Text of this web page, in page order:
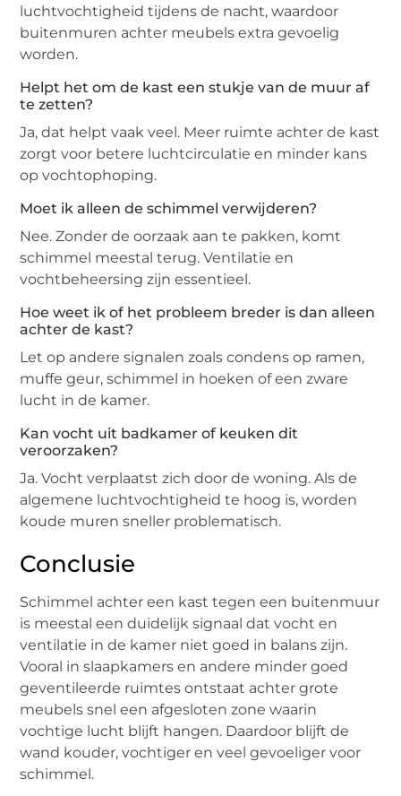
luchtvochtigheid tijdens de nacht, waardoor
buitenmuren achter meubels extra gevoelig
worden.
Helpt het om de kast een stukje van de muur af
te zetten?
Ja, dat helpt vaak veel. Meer ruimte achter de kast
zorgt voor betere luchtcirculatie en minder kans
op vochtophoping.
Moet ik alleen de schimmel verwijderen?
Nee. Zonder de oorzaak aan te pakken, komt
schimmel meestal terug. Ventilatie en
vochtbeheersing zijn essentieel.
Hoe weet ik of het probleem breder is dan alleen
achter de kast?
Let op andere signalen zoals condens op ramen,
muffe geur, schimmel in hoeken of een zware
lucht in de kamer.
Kan vocht uit badkamer of keuken dit
veroorzaken?
Ja. Vocht verplaatst zich door de woning. Als de
algemene luchtvochtigheid te hoog is, worden
koude muren sneller problematisch.
Conclusie
Schimmel achter een kast tegen een buitenmuur
is meestal een duidelijk signaal dat vocht en
ventilatie in de kamer niet goed in balans zijn.
Vooral in slaapkamers en andere minder goed
geventileerde ruimtes ontstaat achter grote
meubels snel een afgesloten zone waarin
vochtige lucht blijft hangen. Daardoor blijft de
wand kouder, vochtiger en veel gevoeliger voor
schimmel.